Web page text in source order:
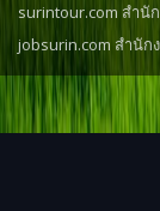
surintour.com สำนั
jobsurin.com สำนัก